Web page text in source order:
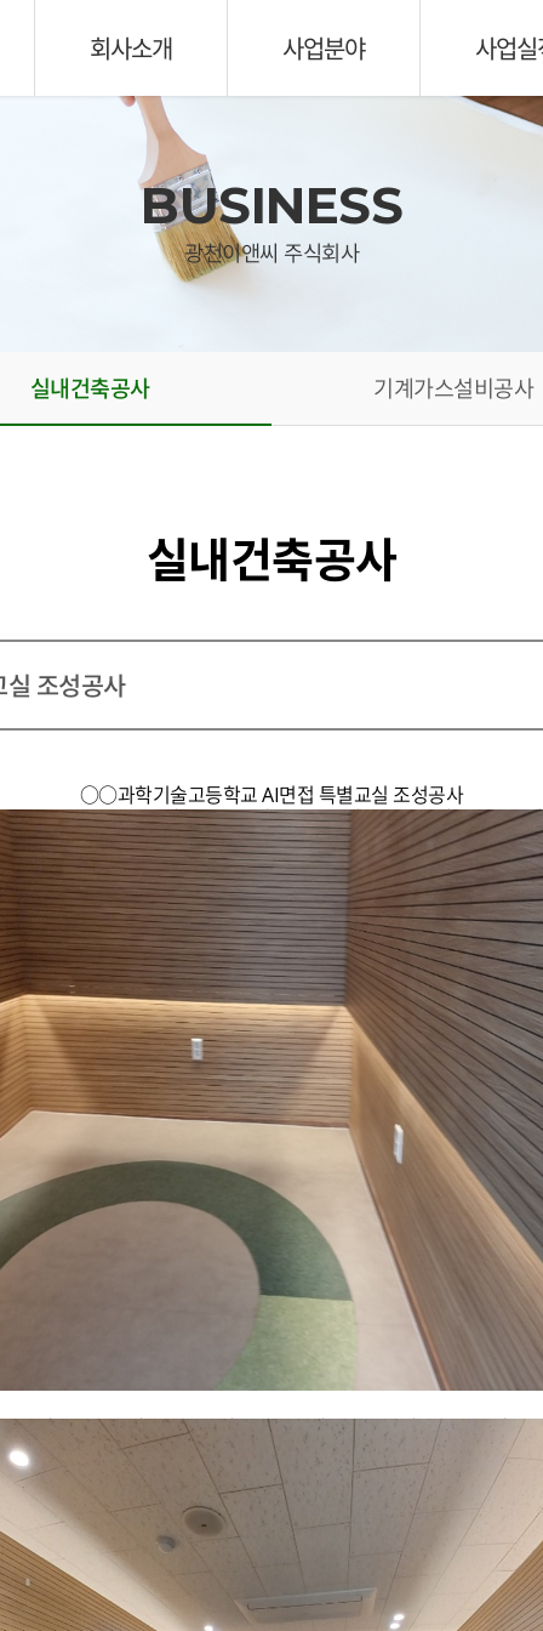
회사소개 사업분야 사업
BUSINESS
광천이앤씨 주식회사
실내건축공사 기계가스설비공사
실내건축공사
조성공사
○○과학기술고등학교 AI면접 특별교실 조성공사